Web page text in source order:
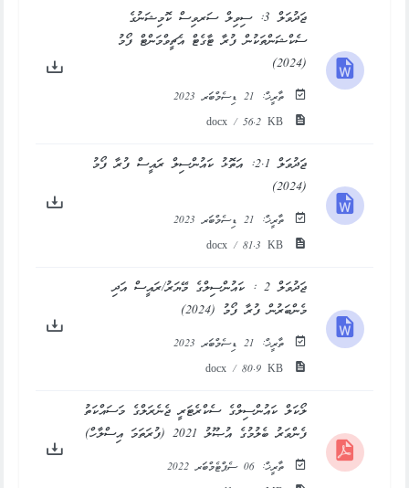
ޖަދުވަލް 3: ސިވިލް ސަރވިސް ކޮމިޝަނުގެ
ސެކްޝަންތަކުން ފުރާ ޓާގެޓް އެޗީވްމަންޓް ފޯމު
(2024)
ތާރީޚް: 21 ޑިސެމްބަރ 2023
docx / 56.2 KB
ޖަދުވަލް 2.1: އަތޮޅު ކައުންސިލް ރައީސް ފުރާ ފޯމު
(2024)
ތާރީޚް: 21 ޑިސެމްބަރ 2023
docx / 81.3 KB
ޖަދުވަލް 2 : ކައުންސިލްގެ މޭޔަރު/ރައީސް އަދި
މެންބަރުން ފުރާ ފޯމު (2024)
ތާރީޚް: 21 ޑިސެމްބަރ 2023
docx / 80.9 KB
ލޯކަލް ކައުންސިލްގެ ސެކްރެޓަރީ ޖެނެރަލްގެ މަސައްކަތު
ފެންވަރު ބެލުމުގެ އުޞޫލު 2021 (ފުރަތަމަ އިސްލާހް)
ތާރީޚް: 06 ސެޕްޓެމްބަރ 2022